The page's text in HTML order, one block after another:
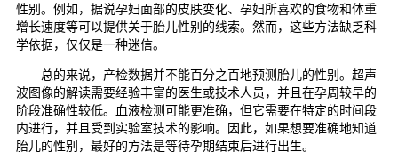
性别。例如，据说孕妇面部的皮肤变化、孕妇所喜欢的食物和体重
增长速度等可以提供关于胎儿性别的线索。然而，这些方法缺乏科
学依据，仅仅是一种迷信。
总的来说，产检数据并不能百分之百地预测胎儿的性别。超声
波图像的解读需要经验丰富的医生或技术人员，并且在孕周较早的
阶段准确性较低。血液检测可能更准确，但它需要在特定的时间段
内进行，并且受到实验室技术的影响。因此，如果想要准确地知道
胎儿的性别，最好的方法是等待孕期结束后进行出生。